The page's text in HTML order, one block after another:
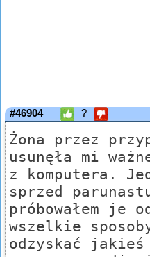
#46904 ?
Żona przez
usunęła mi
z komputera.
sprzed
próbowałem je
wszelkie
odzyskać